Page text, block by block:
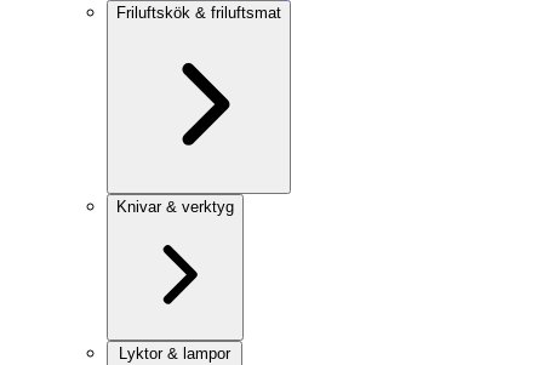
Friluftskök & friluftsmat
Knivar & verktyg
Lyktor & lampor